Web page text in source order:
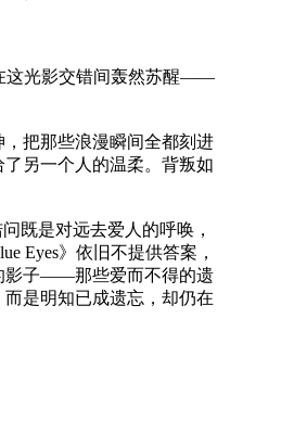
这光影交错间轰然苏醒——
把那些浪漫瞬间全都刻进
另一个人的温柔。背叛如
既是对远去爱人的呼唤，
Eyes》依旧不提供答案，
影子——那些爱而不得的遗
是明知已成遗忘，却仍在